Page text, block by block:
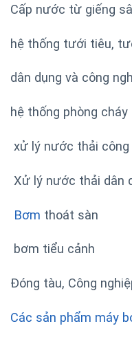
Cấp nước từ giếng
hệ thống tưới tiêu,
dân dụng và công
hệ thống phòng
xử lý nước thải công
Xử lý nước thải dân
Bơm thoát sàn
bơm tiểu cảnh
Đóng tàu, Công
Các sản phẩm máy